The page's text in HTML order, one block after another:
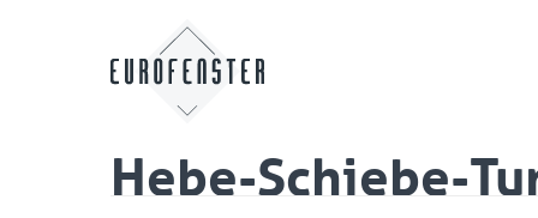
Hebe-Schiebe-